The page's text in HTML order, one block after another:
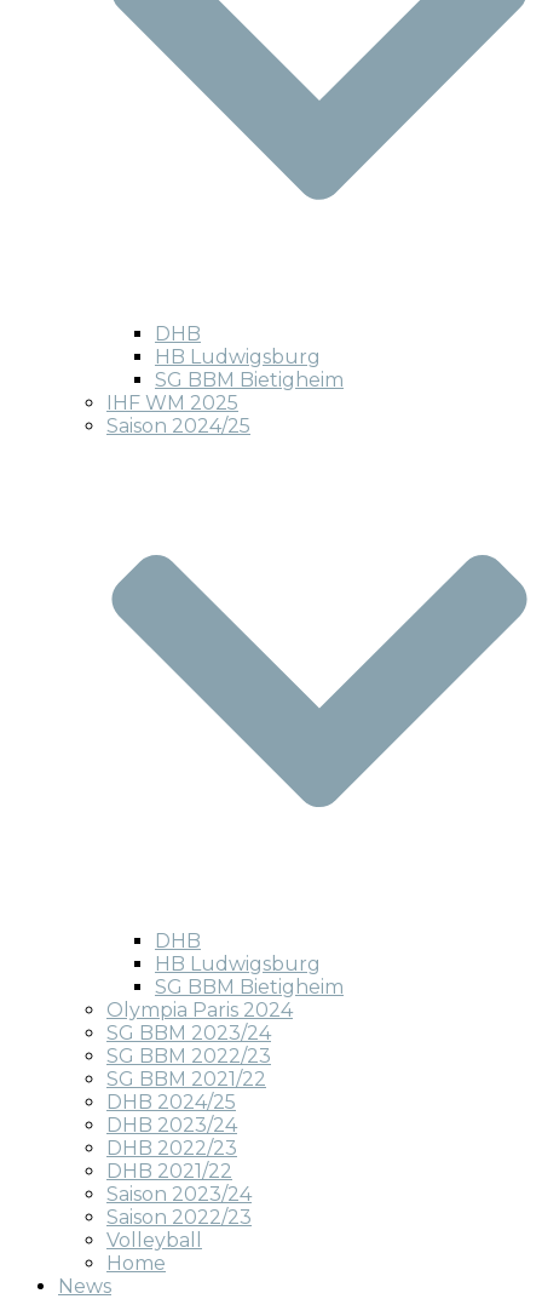
DHB
HB Ludwigsburg
SG BBM Bietigheim
IHF WM 2025
Saison 2024/25
DHB
HB Ludwigsburg
SG BBM Bietigheim
Olympia Paris 2024
SG BBM 2023/24
SG BBM 2022/23
SG BBM 2021/22
DHB 2024/25
DHB 2023/24
DHB 2022/23
DHB 2021/22
Saison 2023/24
Saison 2022/23
Volleyball
Home
News